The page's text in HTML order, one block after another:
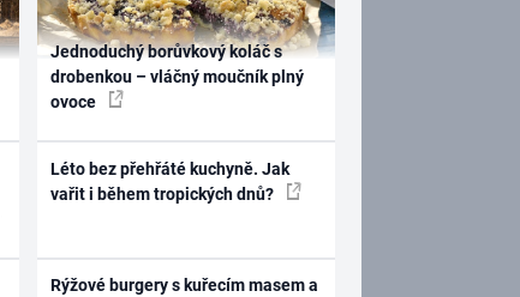
Jednoduchý borůvkový koláč s
drobenkou – vláčný moučník plný
ovoce
Léto bez přehřáté kuchyně. Jak
vařit i během tropických dnů?
Rýžové burgery s kuřecím masem a